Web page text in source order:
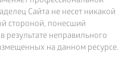
Сайта не несет никакой
стороной, понесший
неправильного
на данном ресурсе.